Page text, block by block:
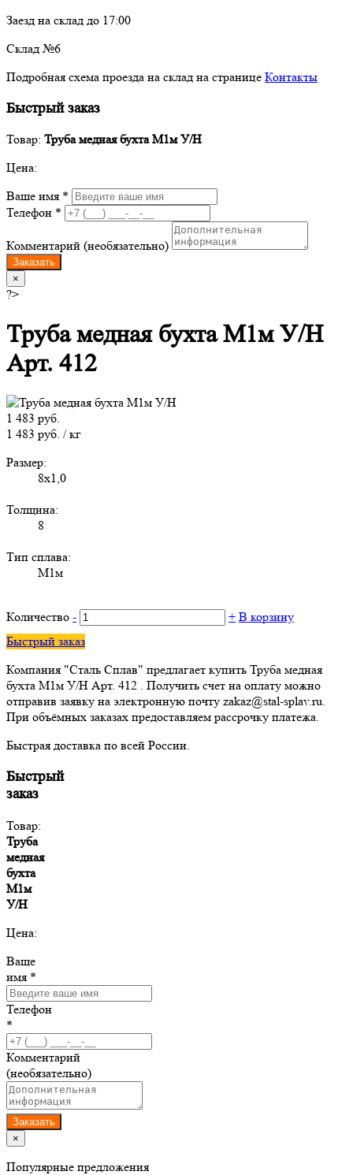
Заезд на склад до 17:00
Склад №6
Подробная схема проезда на склад на странице Контакты
Быстрый заказ
Товар: Труба медная бухта М1м У/Н
Цена:
Ваше имя *
Телефон *
Комментарий (необязательно)
Заказать
×
?>
Труба медная бухта М1м У/Н
Арт. 412
1 483 руб.
1 483 руб. / кг
Размер:
8х1,0
Толщина:
8
Тип сплава:
М1м
Количество - + В корзину
Быстрый заказ
Компания "Сталь Сплав" предлагает купить Труба медная
бухта М1м У/Н Арт. 412 . Получить счет на оплату можно
отправив заявку на электронную почту zakaz@stal-splav.ru.
При объёмных заказах предоставляем рассрочку платежа.
Быстрая доставка по всей России.
Быстрый
заказ
Товар:
Труба
медная
бухта
М1м
У/Н
Цена:
Ваше
имя *
Телефон
*
Комментарий
(необязательно)
Заказать
×
Популярные предложения